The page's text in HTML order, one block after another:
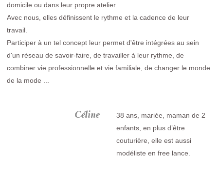
domicile ou dans leur propre atelier.
Avec nous, elles définissent le rythme et la cadence de leur
travail.
Participer à un tel concept leur permet d'être intégrées au sein
d'un réseau de savoir-faire, de travailler à leur rythme, de
combiner vie professionnelle et vie familiale, de changer le monde
de la mode ...
Céline
38 ans, mariée, maman de 2
enfants, en plus d’être
couturière, elle est aussi
modéliste en free lance.